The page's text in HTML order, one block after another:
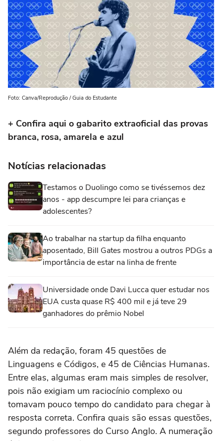
Foto: Canva/Reprodução / Guia do Estudante
+ Confira aqui o gabarito extraoficial das provas
branca, rosa, amarela e azul
Notícias relacionadas
Testamos o Duolingo como se tivéssemos dez
anos - app descumpre lei para crianças e
adolescentes?
Ao trabalhar na startup da filha enquanto
aposentado, Bill Gates mostrou a outros PDGs a
importância de estar na linha de frente
Universidade onde Davi Lucca quer estudar nos
EUA custa quase R$ 400 mil e já teve 29
ganhadores do prêmio Nobel
Além da redação, foram 45 questões de
Linguagens e Códigos, e 45 de Ciências Humanas.
Entre elas, algumas eram mais simples de resolver,
pois não exigiam um raciocínio complexo ou
tomavam pouco tempo do candidato para chegar à
resposta correta. Confira quais são essas questões,
segundo professores do Curso Anglo. A numeração